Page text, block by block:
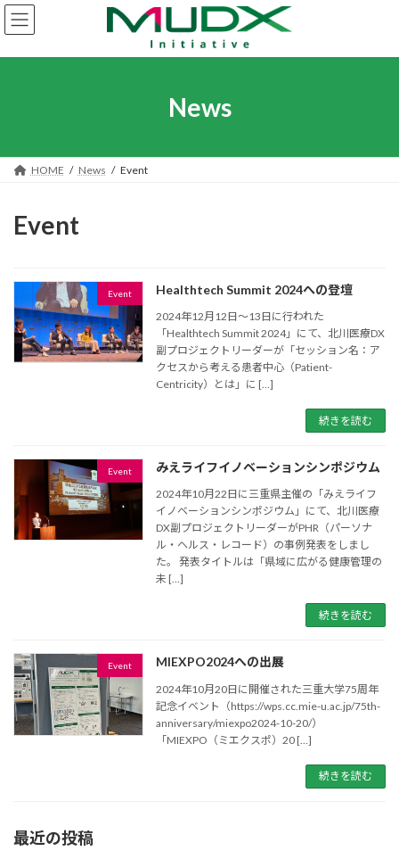
コ
ン
ン
ナ
ビ
ー
News
HOME News Event
Event
Event Healthtech Summit 2024への登壇
2024年12月12日〜13日に行われた
「Healthtech Summit 2024」にて、北川医療DX
副プロジェクトリーダーが「セッション名：ア
クセスから考える患者中心（Patient-
Centricity）とは」に […]
続きを読む
Event みえライフイノベーションシンポジウム
2024年10月22日に三重県主催の「みえライフ
イノベーションシンポジウム」にて、北川医療
DX副プロジェクトリーダーがPHR（パーソナ
ル・ヘルス・レコード）の事例発表をしまし
た。 発表タイトルは「県域に広がる健康管理の
未 […]
続きを読む
Event MIEXPO2024への出展
2024年10月20日に開催された三重大学75周年
記念イベント（https://wps.cc.mie-u.ac.jp/75th-
anniversary/miexpo2024-10-20/）
「MIEXPO（ミエクスポ）20 […]
続きを読む
最近の投稿